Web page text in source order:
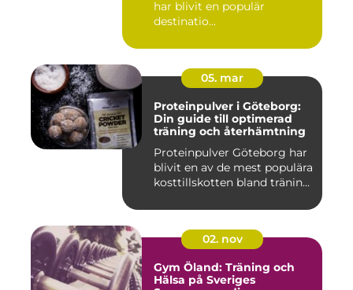
har blivit en populär
destinatio...
05. mar
Proteinpulver i Göteborg:
Din guide till optimerad
träning och återhämtning
Proteinpulver Göteborg har
blivit en av de mest populära
kosttillskotten bland tränin...
02. nov
Gym Öland: Träning och
Hälsa på Sveriges